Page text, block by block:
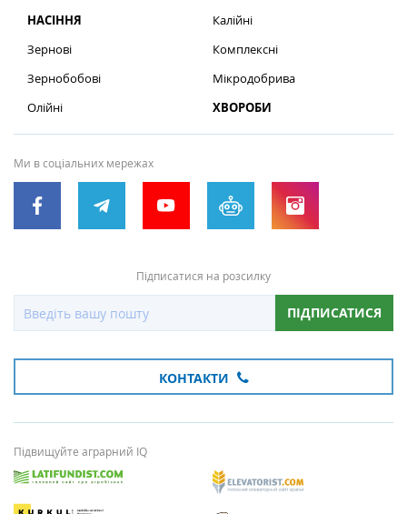
НАСІННЯ
Зернові
Зернобобові
Олійні
Калійні
Комплексні
Мікродобрива
ХВОРОБИ
Ми в соціальних мережах
Підписатися на розсилку
ПІДПИСАТИСЯ
КОНТАКТИ
Підвищуйте аграрний IQ